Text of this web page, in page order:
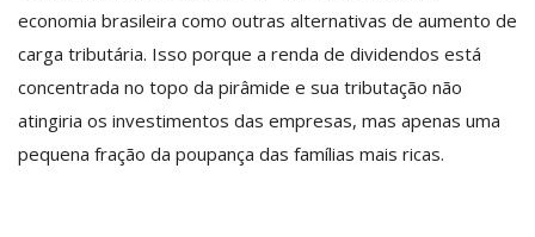
economia brasileira como outras alternativas de aumento de
carga tributária. Isso porque a renda de dividendos está
concentrada no topo da pirâmide e sua tributação não
atingiria os investimentos das empresas, mas apenas uma
pequena fração da poupança das famílias mais ricas.